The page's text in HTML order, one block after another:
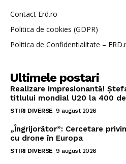
Contact Erd.ro
Politica de cookies (GDPR)
Politica de Confidentialitate –
Ultimele postari
Realizare impresionantă!
titlului mondial U20 la 400
STIRI DIVERSE 9 august 2026
„Îngrijorător”: Cercetare
cu drone în Europa
STIRI DIVERSE 9 august 2026